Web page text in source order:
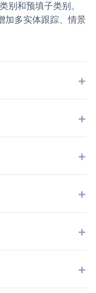
别和预填子类别。
加多实体跟踪、情景